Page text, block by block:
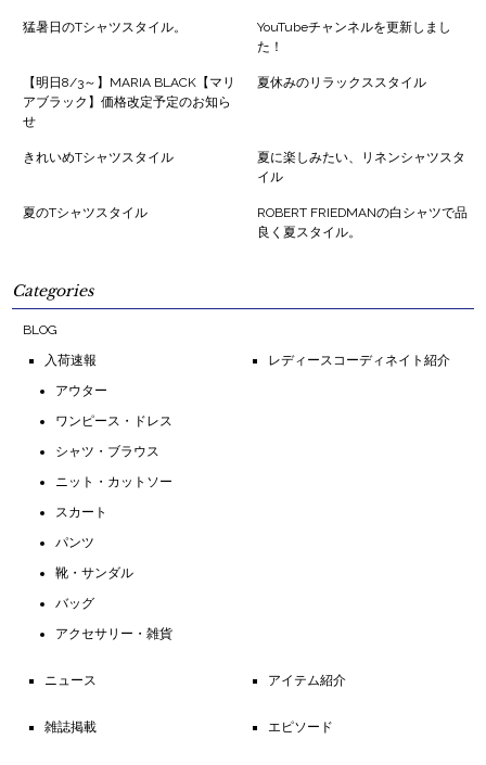
猛暑日のTシャツスタイル。
YouTubeチャンネルを更新しまし
た！
【明日8/3～】MARIA BLACK【マリ
アブラック】価格改定予定のお知ら
せ
夏休みのリラックススタイル
きれいめTシャツスタイル
夏に楽しみたい、リネンシャツスタ
イル
夏のTシャツスタイル
ROBERT FRIEDMANの白シャツで品
良く夏スタイル。
Categories
BLOG
入荷速報
アウター
ワンピース・ドレス
シャツ・ブラウス
ニット・カットソー
スカート
パンツ
靴・サンダル
バッグ
アクセサリー・雑貨
レディースコーディネイト紹介
ニュース アイテム紹介
雑誌掲載 エピソード